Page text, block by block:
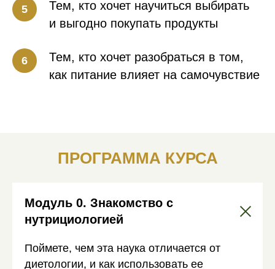
Тем, кто хочет научиться выбирать
и выгодно покупать продукты
Тем, кто хочет разобраться в том,
как питание влияет на самочувствие
ПРОГРАММА КУРСА
Модуль 0. Знакомство с
нутрициологией
Поймете, чем эта наука отличается от
диетологии, и как использовать ее